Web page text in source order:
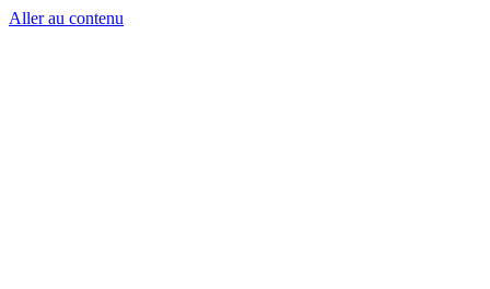
Aller au contenu